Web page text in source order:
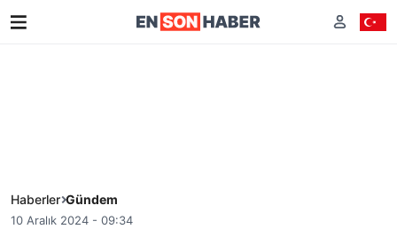
Haberler Gündem
10 Aralık 2024 - 09:34